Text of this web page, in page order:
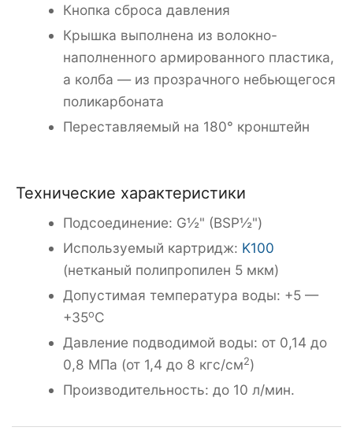
Кнопка сброса давления
Крышка выполнена из волокно-
наполненного армированного пластика,
а колба — из прозрачного небьющегося
поликарбоната
Переставляемый на 180° кронштейн
Технические характеристики
Подсоединение: G½" (BSP½")
Используемый картридж: K100
(нетканый полипропилен 5 мкм)
Допустимая температура воды: +5 —
+35оС
Давление подводимой воды: от 0,14 до
0,8 МПа (от 1,4 до 8 кгс/см2)
Производительность: до 10 л/мин.